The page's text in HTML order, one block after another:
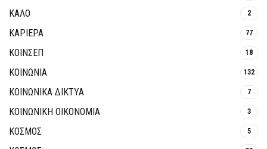
ΚΑΛΟ 2
ΚΑΡΙΕΡΑ 77
ΚΟΙΝΣΕΠ 18
ΚΟΙΝΩΝΙΑ 132
ΚΟΙΝΩΝΙΚΆ ΔΊΚΤΥΑ 7
ΚΟΙΝΩΝΙΚΉ ΟΙΚΟΝΟΜΊΑ 3
ΚΟΣΜΟΣ 5